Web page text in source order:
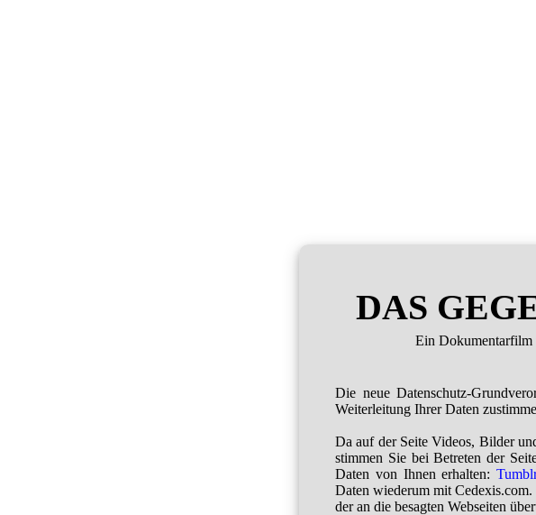
DAS
Ein Dokumentarfilm
Die neue Datenschutz-
Weiterleitung Ihrer Daten
Da auf der Seite Videos, Bilder
stimmen Sie bei Betreten der
Daten von Ihnen erhalten:
Daten wiederum mit
der an die besagten Webseiten